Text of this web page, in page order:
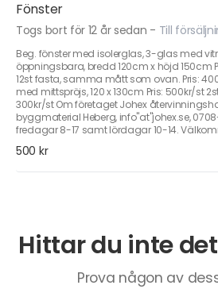
Fönster
Togs bort för 12 år sedan - Till
Beg. fönster med isolerglas, 3-glas med
öppningsbara, bredd 120cm x höjd 150cm
12st fasta, samma mått som ovan. Pris:
med mittspröjs, 120 x 130cm Pris: 500kr/st
300kr/st Om företaget Johex
byggmaterial Heberg, info"at"johex.se,
fredagar 8-17 samt lördagar 10-14.
500 kr
Hittar du inte
Prova någon av